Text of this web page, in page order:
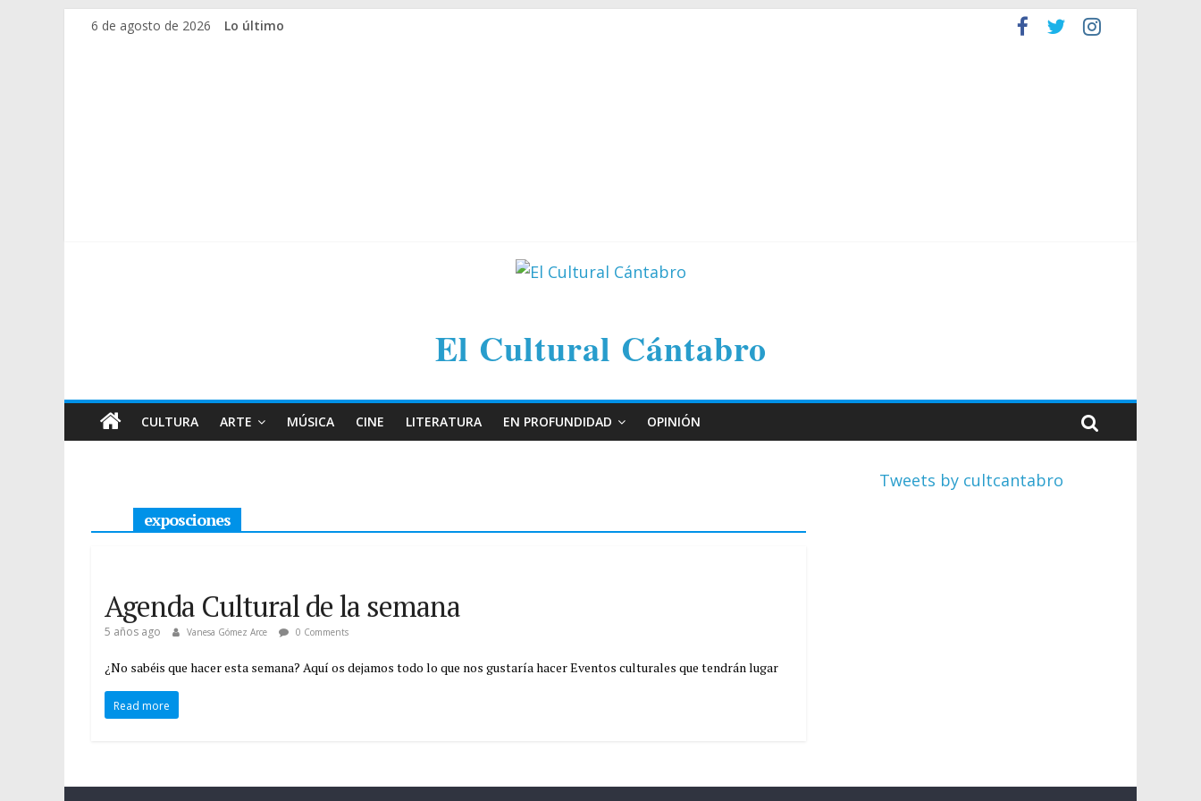
Saltar6 de agosto de 2026 Lo último
El Cultural Cántabro
CULTURA ARTE MÚSICA CINE LITERATURA EN PROFUNDIDAD OPINIÓN
exposciones
Agenda Cultural de la semana
5 años ago Vanesa Gómez Arce 0 Comments
¿No sabéis que hacer esta semana? Aquí os dejamos todo lo que nos gustaría hacer Eventos culturales que tendrán lugar
Read more
Tweets by cultcantabro